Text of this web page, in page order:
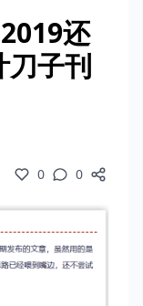
还
刀子刊
0 0